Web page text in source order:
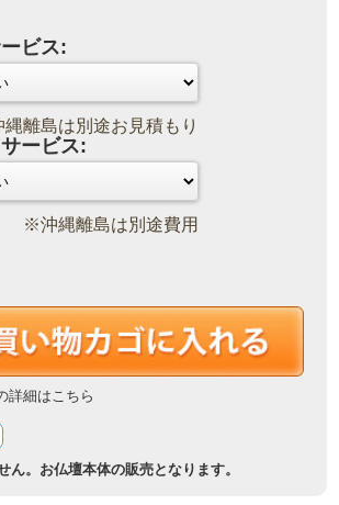
ビス:
離島は別途お見積もり
ービス:
※沖縄離島は別途費用
詳細はこちら